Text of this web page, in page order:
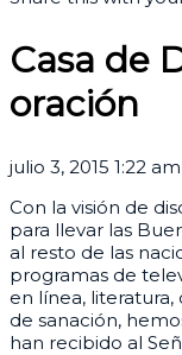
Casa de
oración
julio 3, 2015 1:22 am
Con la visión de
para llevar las
al resto de las
programas de
en línea,
de sanación,
han recibido al